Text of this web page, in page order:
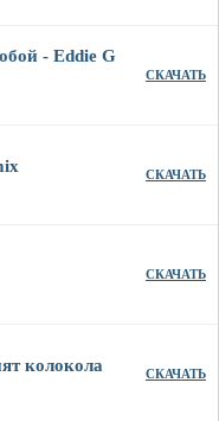
- Eddie G
СКАЧАТЬ
СКАЧАТЬ
СКАЧАТЬ
колокола СКАЧАТЬ